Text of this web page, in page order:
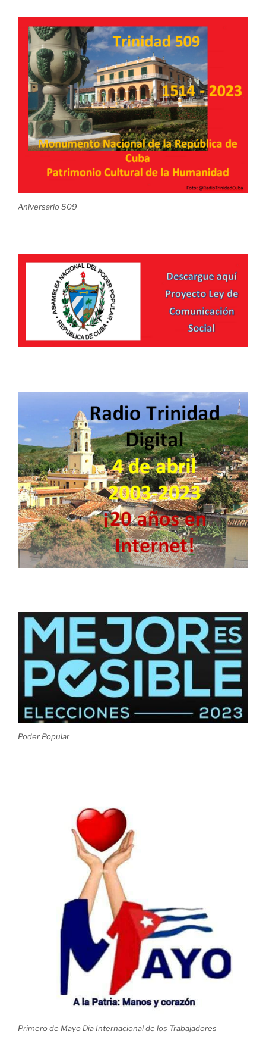
Aniversario 509
Poder Popular
Primero de Mayo Día Internacional de los Trabajadores